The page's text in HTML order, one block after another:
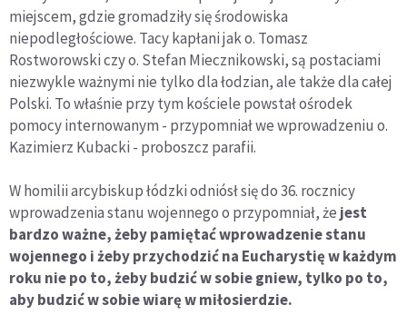
miejscem, gdzie gromadziły się środowiska
niepodległościowe. Tacy kapłani jak o. Tomasz
Rostworowski czy o. Stefan Miecznikowski, są postaciami
niezwykle ważnymi nie tylko dla łodzian, ale także dla całej
Polski. To właśnie przy tym kościele powstał ośrodek
pomocy internowanym - przypomniał we wprowadzeniu o.
Kazimierz Kubacki - proboszcz parafii.
W homilii arcybiskup łódzki odniósł się do 36. rocznicy
wprowadzenia stanu wojennego o przypomniał, że jest
bardzo ważne, żeby pamiętać wprowadzenie stanu
wojennego i żeby przychodzić na Eucharystię w każdym
roku nie po to, żeby budzić w sobie gniew, tylko po to,
aby budzić w sobie wiarę w miłosierdzie.